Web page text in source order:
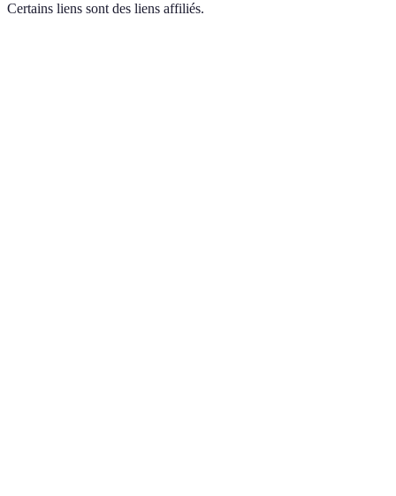
Certains liens sont des liens affiliés.